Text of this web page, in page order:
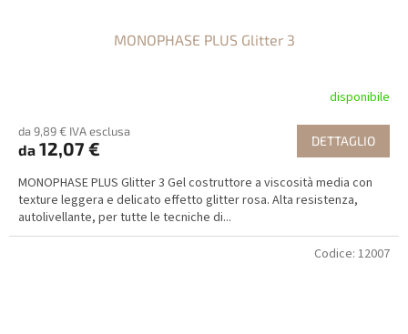
MONOPHASE PLUS Glitter 3
disponibile
da 9,89 € IVA esclusa
da 12,07 € DETTAGLIO
MONOPHASE PLUS Glitter 3 Gel costruttore a viscosità media con
texture leggera e delicato effetto glitter rosa. Alta resistenza,
autolivellante, per tutte le tecniche di...
Codice: 12007